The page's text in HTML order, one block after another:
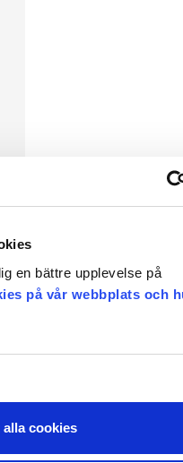
en bättre upplevelse på
på vår webbplats och
alla cookies